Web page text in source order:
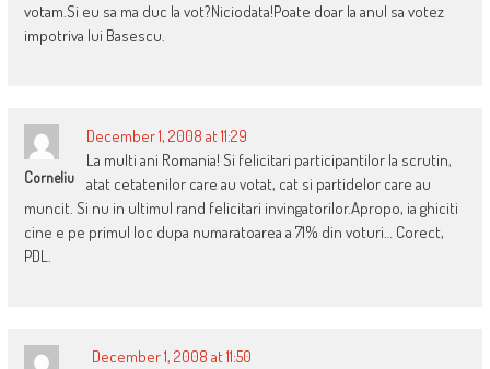
votam.Si eu sa ma duc la vot?Niciodata!Poate doar la anul sa votez
impotriva lui Basescu.
Corneliu
December 1, 2008 at 11:29
La multi ani Romania! Si felicitari participantilor la scrutin,
atat cetatenilor care au votat, cat si partidelor care au
muncit. Si nu in ultimul rand felicitari invingatorilor.Apropo, ia ghiciti
cine e pe primul loc dupa numaratoarea a 71% din voturi… Corect,
PDL.
December 1, 2008 at 11:50